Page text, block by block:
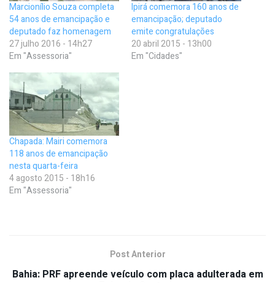
Marcionílio Souza completa
54 anos de emancipação e
deputado faz homenagem
27 julho 2016 - 14h27
Em "Assessoria"
Ipirá comemora 160 anos de
emancipação; deputado
emite congratulações
20 abril 2015 - 13h00
Em "Cidades"
Chapada: Mairi comemora
118 anos de emancipação
nesta quarta-feira
4 agosto 2015 - 18h16
Em "Assessoria"
Post Anterior
Bahia: PRF apreende veículo com placa adulterada em